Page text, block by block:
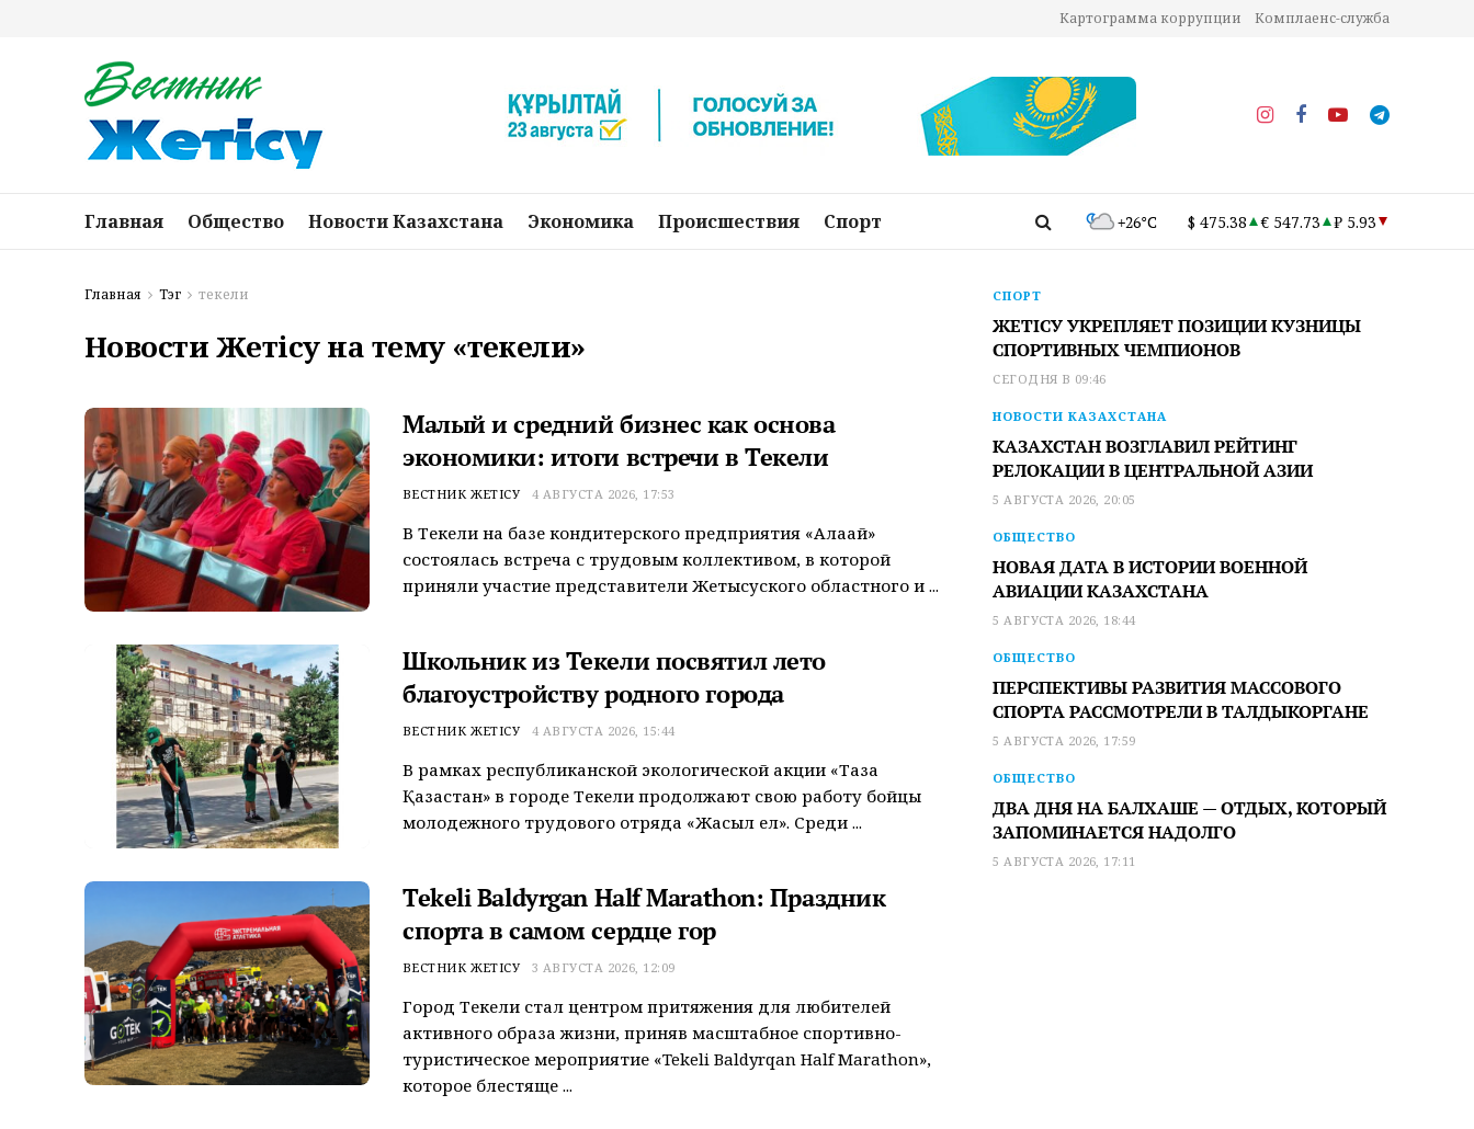
Картограмма коррупции Комплаенс-служба
Главная Общество Новости Казахстана Экономика Происшествия Спорт +26°C $ 475.38 € 547.73 ₽ 5.93
Главная Тэг текели
Новости Жетісу на тему «текели»
Малый и средний бизнес как основа
экономики: итоги встречи в Текели
ВЕСТНИК ЖЕТІСУ 4 АВГУСТА 2026, 17:53
В Текели на базе кондитерского предприятия «Алақай»
состоялась встреча с трудовым коллективом, в которой
приняли участие представители Жетысуского областного и ...
Школьник из Текели посвятил лето
благоустройству родного города
ВЕСТНИК ЖЕТІСУ 4 АВГУСТА 2026, 15:44
В рамках республиканской экологической акции «Таза
Қазақстан» в городе Текели продолжают свою работу бойцы
молодежного трудового отряда «Жасыл ел». Среди ...
Tekeli Baldyrgan Half Marathon: Праздник
спорта в самом сердце гор
ВЕСТНИК ЖЕТІСУ 3 АВГУСТА 2026, 12:09
Город Текели стал центром притяжения для любителей
активного образа жизни, приняв масштабное спортивно-
туристическое мероприятие «Tekeli Baldyrqan Half Marathon»,
которое блестяще ...
СПОРТ
ЖЕТІСУ УКРЕПЛЯЕТ ПОЗИЦИИ КУЗНИЦЫ
СПОРТИВНЫХ ЧЕМПИОНОВ
СЕГОДНЯ В 09:46
НОВОСТИ КАЗАХСТАНА
КАЗАХСТАН ВОЗГЛАВИЛ РЕЙТИНГ
РЕЛОКАЦИИ В ЦЕНТРАЛЬНОЙ АЗИИ
5 АВГУСТА 2026, 20:05
ОБЩЕСТВО
НОВАЯ ДАТА В ИСТОРИИ ВОЕННОЙ
АВИАЦИИ КАЗАХСТАНА
5 АВГУСТА 2026, 18:44
ОБЩЕСТВО
ПЕРСПЕКТИВЫ РАЗВИТИЯ МАССОВОГО
СПОРТА РАССМОТРЕЛИ В ТАЛДЫКОРГАНЕ
5 АВГУСТА 2026, 17:59
ОБЩЕСТВО
ДВА ДНЯ НА БАЛХАШЕ — ОТДЫХ, КОТОРЫЙ
ЗАПОМИНАЕТСЯ НАДОЛГО
5 АВГУСТА 2026, 17:11